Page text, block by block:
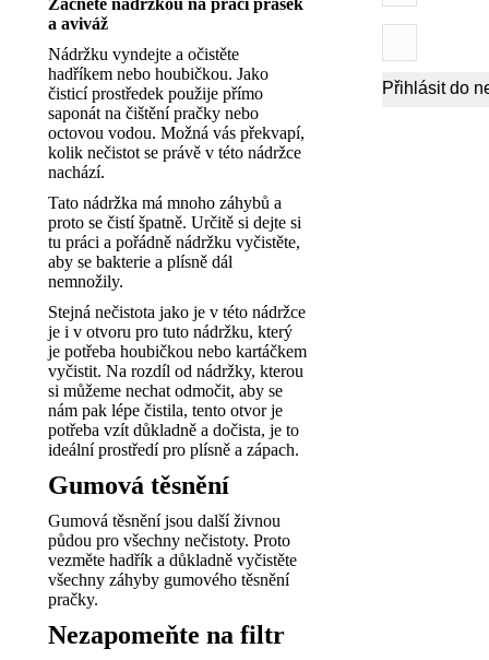
Začněte nádržkou na prací prášek
a aviváž
Nádržku vyndejte a očistěte
hadříkem nebo houbičkou. Jako
čisticí prostředek použije přímo
saponát na čištění pračky nebo
octovou vodou. Možná vás překvapí,
kolik nečistot se právě v této nádržce
nachází.
Tato nádržka má mnoho záhybů a
proto se čistí špatně. Určitě si dejte si
tu práci a pořádně nádržku vyčistěte,
aby se bakterie a plísně dál
nemnožily.
Stejná nečistota jako je v této nádržce
je i v otvoru pro tuto nádržku, který
je potřeba houbičkou nebo kartáčkem
vyčistit. Na rozdíl od nádržky, kterou
si můžeme nechat odmočit, aby se
nám pak lépe čistila, tento otvor je
potřeba vzít důkladně a dočista, je to
ideální prostředí pro plísně a zápach.
Gumová těsnění
Gumová těsnění jsou další živnou
půdou pro všechny nečistoty. Proto
vezměte hadřík a důkladně vyčistěte
všechny záhyby gumového těsnění
pračky.
Nezapomeňte na filtr